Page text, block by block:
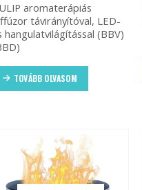
aromaterápiás
távirányítóval, LED-
hangulatvilágítással (BBV)
TOVÁBB OLVASOM